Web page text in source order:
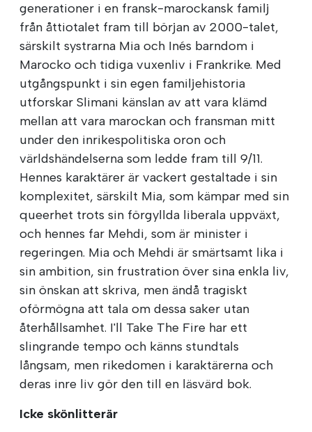
generationer i en fransk-marockansk familj
från åttiotalet fram till början av 2000-talet,
särskilt systrarna Mia och Inés barndom i
Marocko och tidiga vuxenliv i Frankrike. Med
utgångspunkt i sin egen familjehistoria
utforskar Slimani känslan av att vara klämd
mellan att vara marockan och fransman mitt
under den inrikespolitiska oron och
världshändelserna som ledde fram till 9/11.
Hennes karaktärer är vackert gestaltade i sin
komplexitet, särskilt Mia, som kämpar med sin
queerhet trots sin förgyllda liberala uppväxt,
och hennes far Mehdi, som är minister i
regeringen. Mia och Mehdi är smärtsamt lika i
sin ambition, sin frustration över sina enkla liv,
sin önskan att skriva, men ändå tragiskt
oförmögna att tala om dessa saker utan
återhållsamhet. I'll Take The Fire har ett
slingrande tempo och känns stundtals
långsam, men rikedomen i karaktärerna och
deras inre liv gör den till en läsvärd bok.
Icke skönlitterär